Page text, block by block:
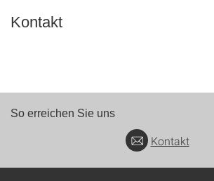
Kontakt
So erreichen Sie uns
Kontakt